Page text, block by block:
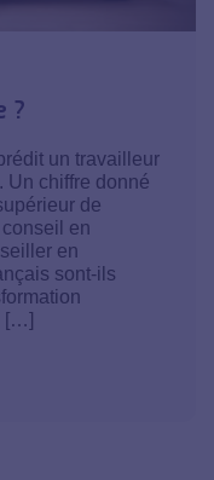
?
un travailleur
chiffre donné
de
en
en
sont-ils
[…]